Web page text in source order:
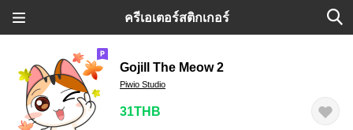
ครีเอเตอร์สติกเกอร์
Gojill The Meow 2
Piwio Studio
31THB